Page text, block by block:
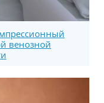
венозной